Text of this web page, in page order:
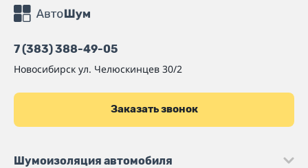
7 (383) 388-49-05
Новосибирск ул. Челюскинцев 30/2
Заказать звонок
Шумоизоляция автомобиля